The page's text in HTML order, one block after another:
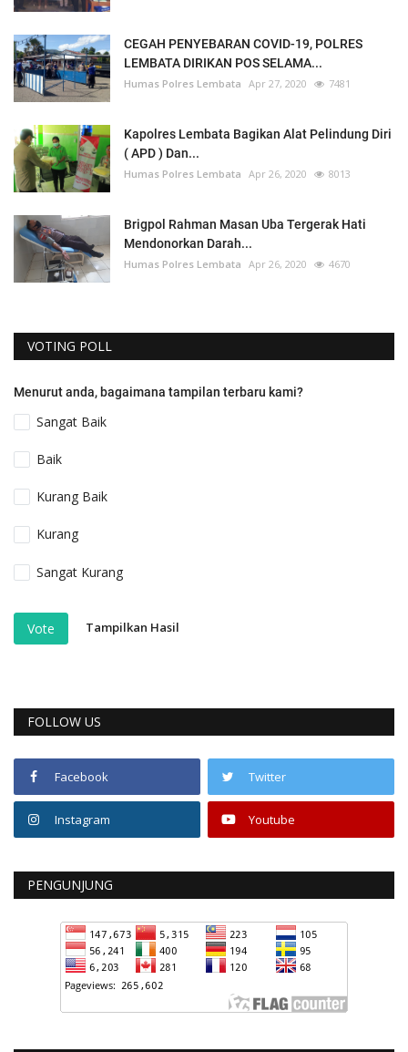
CEGAH PENYEBARAN COVID-19, POLRES
LEMBATA DIRIKAN POS SELAMA...
Humas Polres Lembata Apr 27, 2020 7481
Kapolres Lembata Bagikan Alat Pelindung Diri
( APD ) Dan...
Humas Polres Lembata Apr 26, 2020 8013
Brigpol Rahman Masan Uba Tergerak Hati
Mendonorkan Darah...
Humas Polres Lembata Apr 26, 2020 4670
VOTING POLL
Menurut anda, bagaimana tampilan terbaru kami?
Sangat Baik
Baik
Kurang Baik
Kurang
Sangat Kurang
Vote Tampilkan Hasil
FOLLOW US
Facebook Twitter
Instagram Youtube
PENGUNJUNG